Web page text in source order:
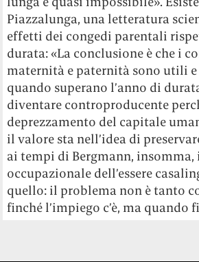
Piazzalunga, una letteratura
effetti dei congedi parentali
durata: «La conclusione è che i
maternità e paternità sono utili e
quando superano l’anno di
diventare controproducente
deprezzamento del capitale
il valore sta nell’idea di
ai tempi di Bergmann,
occupazionale dell’essere
quello: il problema non è tanto
finché l’impiego c’è, ma quando